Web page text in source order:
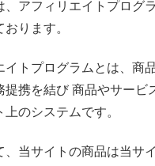
、アフィリエイトプログ
ります。
イトプログラムとは、商
提携を結び 商品やサービ
上のシステムです。
、当サイトの商品は当サ